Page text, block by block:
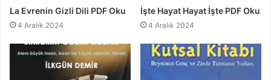
La Evrenin Gizli Dili PDF Oku
4 Aralık 2024
İşte Hayat Hayat İşte PDF Oku
4 Aralık 2024